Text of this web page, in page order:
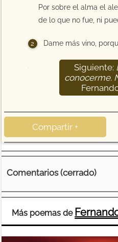
Por sobre el alma el
de lo que no fue, ni
Dame más vino,
Siguiente:
conocerme.
Compartir +
Comentarios (cerrado)
Más poemas de